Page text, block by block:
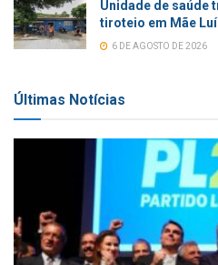
Unidade de saúde
tiroteio em Mãe
6 DE AGOSTO DE 2026
Últimas Notícias